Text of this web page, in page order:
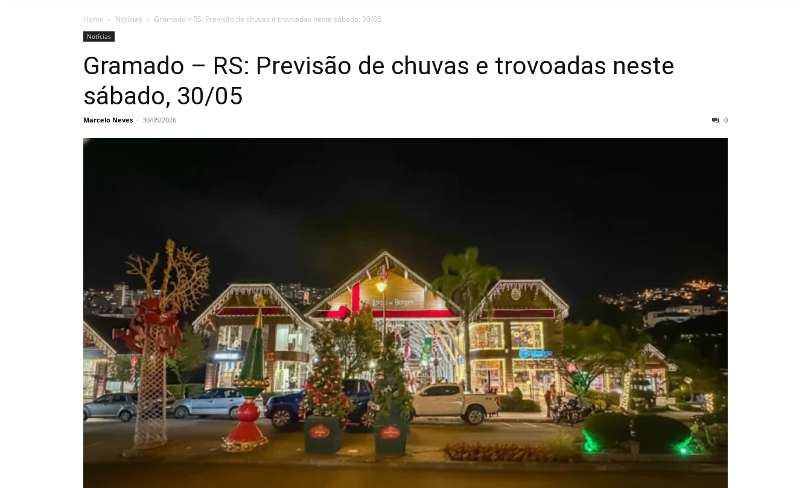
Home Notícias Gramado – RS: Previsão de chuvas e trovoadas neste sábado, 30/05
Notícias
Gramado – RS: Previsão de chuvas e trovoadas neste
sábado, 30/05
Marcelo Neves - 30/05/2026 0